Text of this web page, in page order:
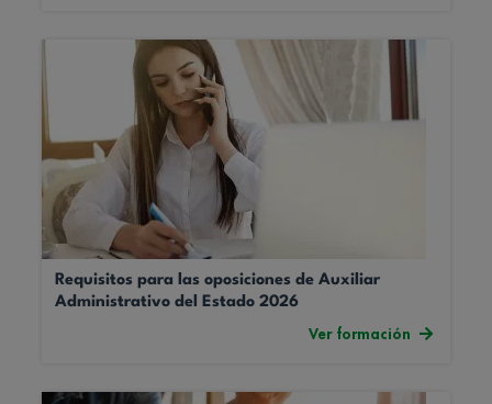
Requisitos para las oposiciones de Auxiliar
Administrativo del Estado 2026
Ver formación